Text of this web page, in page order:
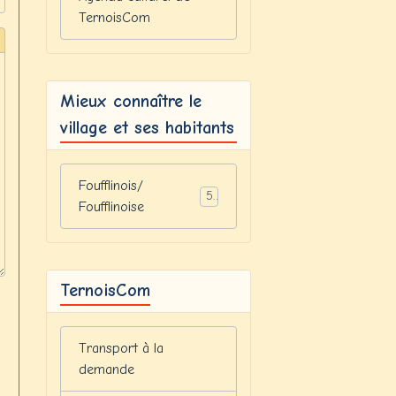
TernoisCom
Mieux connaître le
village et ses habitants
Foufflinois/
Foufflinoise
5
TernoisCom
Transport à la
demande